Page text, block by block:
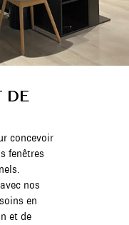
DE
concevoir
fenêtres
nos
en
et de